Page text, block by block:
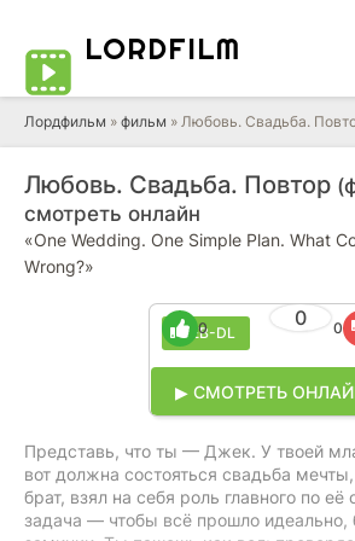
LORDFILM
Лордфильм » фильм » Любовь. Свадьба.
Любовь. Свадьба. Повтор
смотреть онлайн
«One Wedding. One Simple Plan. What
Wrong?»
WEB-DL
0
0 0
▶ СМОТРЕТЬ
Представь, что ты — Джек. У твоей
вот должна состояться свадьба
брат, взял на себя роль главного по её
задача — чтобы всё прошло идеально,